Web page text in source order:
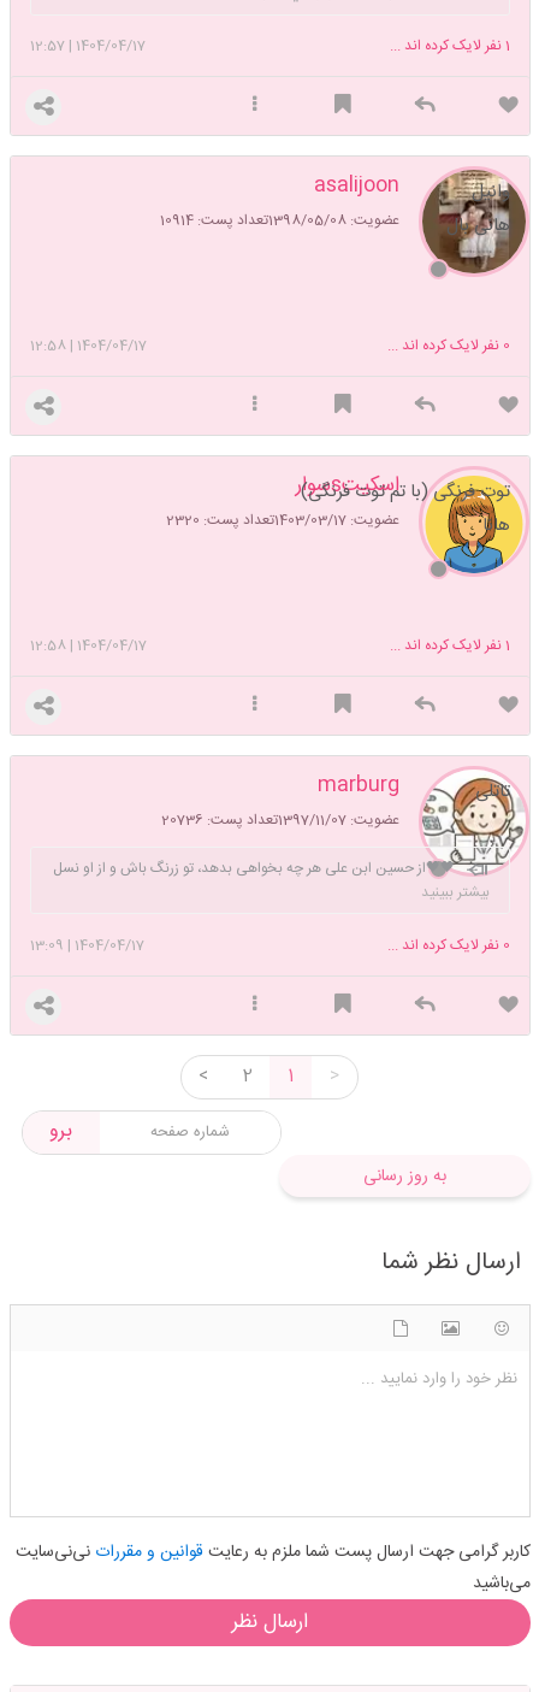
1404/04/17
|
12:57 1نفر لایک کرده اند ...
asalijoon
عضویت: 1398/05/08 تعداد پست: 10914
وانیل
هانی بال
1404/04/17
|
12:58 0 نفر لایک کرده اند ...
اسکیتsسوار
عضویت: 1403/03/17 تعداد پست: 2320
توت فرنگی (با تم توت فرنگی)
هانا
1404/04/17
|
12:58 1نفر لایک کرده اند ...
marburg
عضویت: 1397/11/07 تعداد پست: 20736
تاتلی
🖤🖤از حسین ابن علی هر چه بخواهی بدهد، تو زرنگ باش و از او نسل
لطفاً اگر سؤالی دارید، تو یکی از تاپیک‌های خودم بپرسید. من
خوشحال می‌شم اگر بتونم کمکتون کنم ولی متأسفانه نمی‌تونم همه اعلان‌هام
رو چک کنم.
بیشتر ببینید
1404/04/17
|
13:09 0 نفر لایک کرده اند ...
>
1
2
<
برو
به روز رسانی
ارسال نظر شما
نظر خود را وارد نمایید ...
کاربر گرامی جهت ارسال پست شما ملزم به رعایت قوانین و مقرراتنی‌نی‌سایت
می‌باشید
ارسال نظر